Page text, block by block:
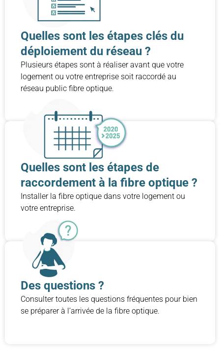
Quelles sont les étapes clés du
déploiement du réseau ?
Plusieurs étapes sont à réaliser avant que votre
logement ou votre entreprise soit raccordé au
réseau public fibre optique.
Quelles sont les étapes de
raccordement à la fibre optique ?
Installer la fibre optique dans votre logement ou
votre entreprise.
Des questions ?
Consulter toutes les questions fréquentes pour bien
se préparer à l’arrivée de la fibre optique.